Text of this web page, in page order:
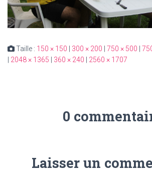
Taille : 150 × 150 300 × 200 750 × 500
2048 × 1365 360 × 240 2560 × 1707
0
Laisser un